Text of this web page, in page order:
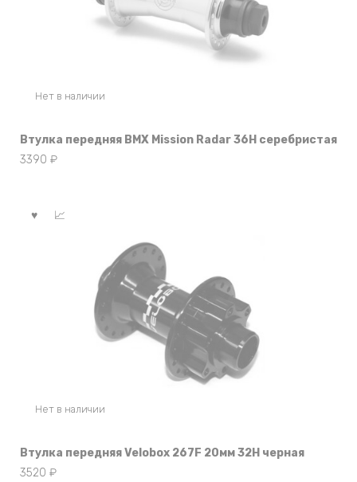
Нет в наличии
Втулка передняя BMX Mission Radar 36Н серебристая
3390 ₽
Нет в наличии
Втулка передняя Velobox 267F 20мм 32Н черная
3520 ₽